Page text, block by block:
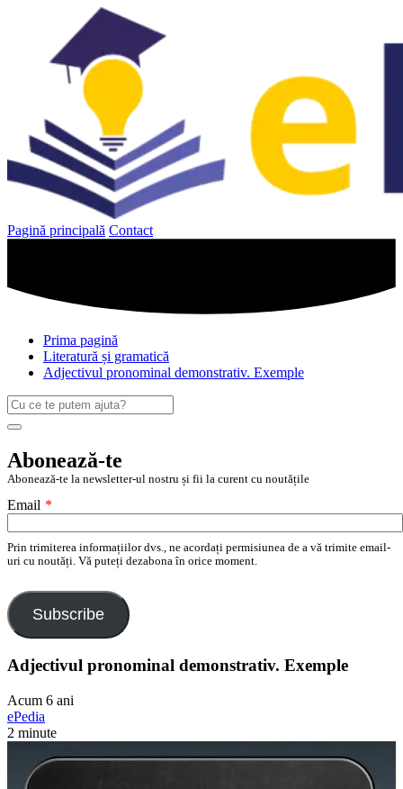
Pagină principală Contact
Prima pagină
Literatură și gramatică
Adjectivul pronominal demonstrativ. Exemple
Caută
după:
Search
Abonează-te
Abonează-te la newsletter-ul nostru și fii la curent cu noutățile
Email *
Prin trimiterea informațiilor dvs., ne acordați permisiunea de a vă trimite email-
uri cu noutăți. Vă puteți dezabona în orice moment.
Subscribe
Adjectivul pronominal demonstrativ. Exemple
Acum 6 ani
ePedia
2 minute